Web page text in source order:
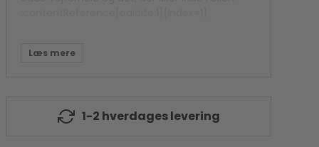
Dokumentation når det
pludselige opbremsninger eller sammenstød
og låser automatisk de relevante optagelser,
1-2 hverdages levering